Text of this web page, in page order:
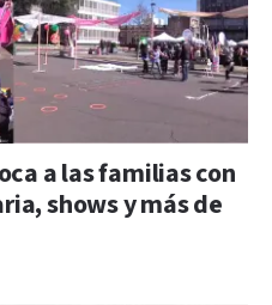
a las familias con
shows y más de